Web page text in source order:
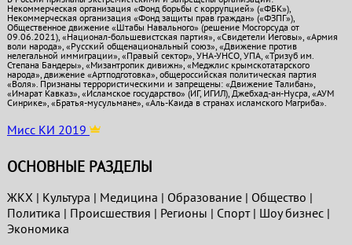
Некоммерческая организация «Фонд борьбы с коррупцией» («ФБК»),
Некоммерческая организация «Фонд защиты прав граждан» («ФЗПГ»),
Общественное движение «Штабы Навального» (решение Мосгорсуда от
09.06.2021), «Национал-большевистская партия», «Свидетели Иеговы», «Армия
воли народа», «Русский общенациональный союз», «Движение против
нелегальной иммиграции», «Правый сектор», УНА-УНСО, УПА, «Тризуб им.
Степана Бандеры», «Мизантропик дивижн», «Меджлис крымскотатарского
народа», движение «Артподготовка», общероссийская политическая партия
«Воля». Признаны террористическими и запрещены: «Движение Талибан»,
«Имарат Кавказ», «Исламское государство» (ИГ, ИГИЛ), Джебхад-ан-Нусра, «АУМ
Синрике», «Братья-мусульмане», «Аль-Каида в странах исламского Магриба».
Мисс КИ 2019
ОСНОВНЫЕ РАЗДЕЛЫ
ЖКХ | Культура | Медицина | Образование| Общество |
Политика | Проиcшествия | Регионы | Спорт| Шоу бизнес|
Экономика